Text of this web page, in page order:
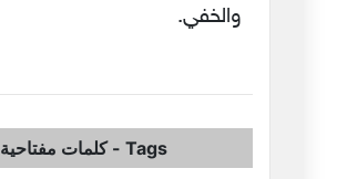
والخفي.
Tags
-كلمات مفتاحية